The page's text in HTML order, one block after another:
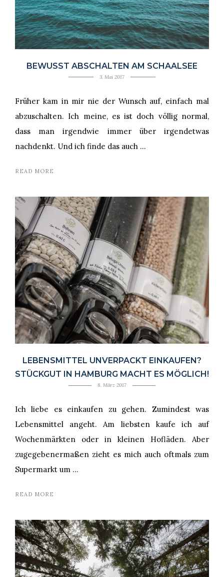
BEWUSST ABSCHALTEN AM SCHAALSEE
3. Mai 2017
Früher kam in mir nie der Wunsch auf, einfach mal
abzuschalten. Ich meine, es ist doch völlig normal,
dass man irgendwie immer über irgendetwas
nachdenkt. Und ich finde das auch …
READ MORE
LEBENSMITTEL UNVERPACKT EINKAUFEN?
STÜCKGUT IN HAMBURG MACHT ES MÖGLICH!
8. März 2017
Ich liebe es einkaufen zu gehen. Zumindest was
Lebensmittel angeht. Am liebsten kaufe ich auf
Wochenmärkten oder in kleinen Hofläden. Aber
zugegebenermaßen zieht es mich auch oftmals zum
Supermarkt um …
READ MORE